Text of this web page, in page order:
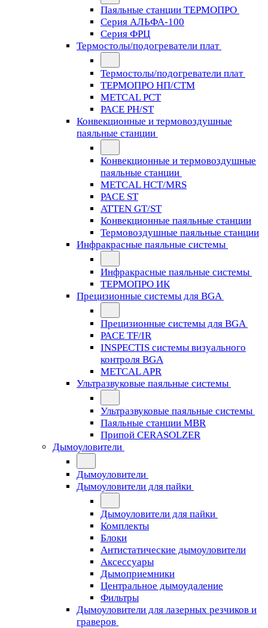
Паяльные станции ТЕРМОПРО
Серия АЛЬФА-100
Серия ФРЦ
Термостолы/подогреватели плат
Термостолы/подогреватели плат
ТЕРМОПРО НП/СТМ
METCAL PCT
PACE PH/ST
Конвекционные и термовоздушные
паяльные станции
Конвекционные и термовоздушные
паяльные станции
METCAL HCT/MRS
PACE ST
ATTEN GT/ST
Конвекционные паяльные станции
Термовоздушные паяльные станции
Инфракрасные паяльные системы
Инфракрасные паяльные системы
ТЕРМОПРО ИК
Прецизионные системы для BGA
Прецизионные системы для BGA
PACE TF/IR
INSPECTIS системы визуального
контроля BGA
METCAL APR
Ультразвуковые паяльные системы
Ультразвуковые паяльные системы
Паяльные станции MBR
Припой CERASOLZER
Дымоуловители
Дымоуловители
Дымоуловители для пайки
Дымоуловители для пайки
Комплекты
Блоки
Антистатические дымоуловители
Аксессуары
Дымоприемники
Центральное дымоудаление
Фильтры
Дымоуловители для лазерных резчиков и
граверов